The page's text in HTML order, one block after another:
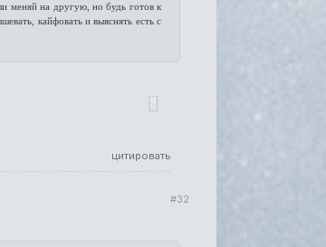
меняй на другую, но будь готов к
кайфовать и выяснять есть с
0
цитировать
32